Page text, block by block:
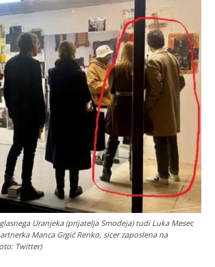
Uranjeka (prijatelja Smodeja) tudi Luka Mesec
Manca Grgić Renko, sicer zaposlena na
Twitter)